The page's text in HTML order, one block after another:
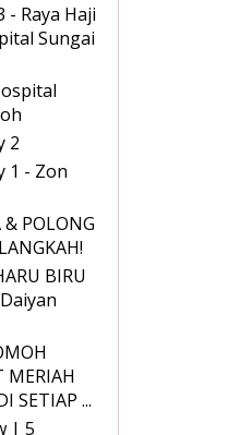
- Raya Haji
Sungai
2
1 - Zon
& POLONG
BIRU
MERIAH
SETIAP ...
| 5